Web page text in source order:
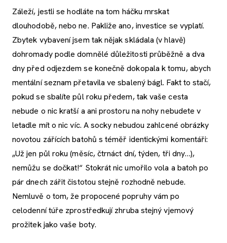
Záleží, jestli se hodláte na tom háčku mrskat
dlouhodobě, nebo ne. Pakliže ano, investice se vyplatí.
Zbytek vybavení jsem tak nějak skládala (v hlavě)
dohromady podle domnělé důležitosti průběžně a dva
dny před odjezdem se konečně dokopala k tomu, abych
mentální seznam přetavila ve sbalený bágl. Fakt to stačí,
pokud se sbalíte půl roku předem, tak vaše cesta
nebude o nic kratší a ani prostoru na nohy nebudete v
letadle mít o nic víc. A socky nebudou zahlcené obrázky
novotou zářících batohů s téměř identickými komentáři:
„Už jen půl roku (měsíc, čtrnáct dní, týden, tři dny…),
nemůžu se dočkat!“ Stokrát nic umořilo vola a batoh po
pár dnech zářit čistotou stejně rozhodně nebude.
Nemluvě o tom, že propocené popruhy vám po
celodenní túře zprostředkují zhruba stejný vjemový
prožitek jako vaše boty.